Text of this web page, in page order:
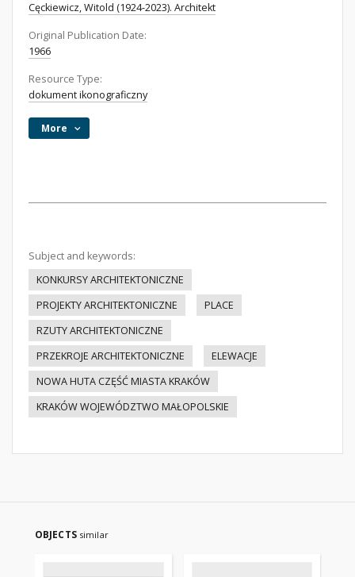
Cęckiewicz, Witold (1924-2023). Architekt
Original Publication Date:
1966
Resource Type:
dokument ikonograficzny
More
Subject and keywords:
KONKURSY ARCHITEKTONICZNE
PROJEKTY ARCHITEKTONICZNE
PLACE
RZUTY ARCHITEKTONICZNE
PRZEKROJE ARCHITEKTONICZNE
ELEWACJE
NOWA HUTA CZĘŚĆ MIASTA KRAKÓW
KRAKÓW WOJEWÓDZTWO MAŁOPOLSKIE
OBJECTS similar